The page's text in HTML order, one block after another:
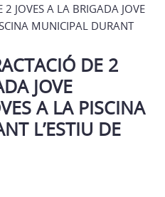
2 JOVES A LA BRIGADA JOVE
MUNICIPAL DURANT
DE 2
JOVE
A LA PISCINA
L’ESTIU DE